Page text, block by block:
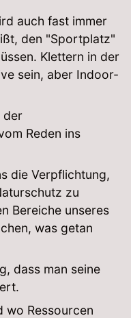
auch fast immer
den "Sportplatz"
Klettern in der
sein, aber Indoor-
der
Reden ins
die Verpflichtung,
zu
Bereiche unseres
was getan
dass man seine
wo Ressourcen